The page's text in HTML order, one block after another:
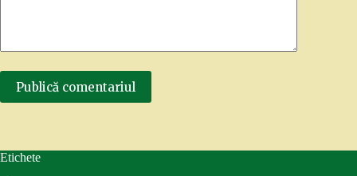
Publică comentariul
Etichete